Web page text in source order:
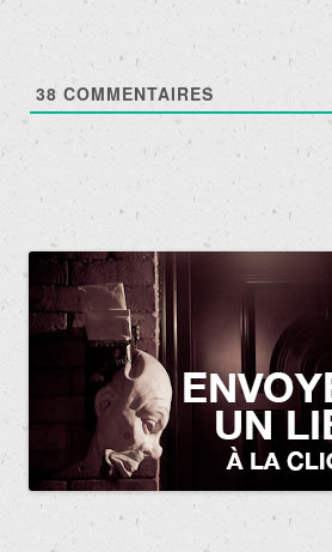
38 COMMENTAIRES